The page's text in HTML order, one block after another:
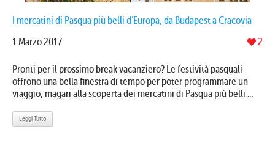
I mercatini di Pasqua più belli d’Europa, da Budapest a Cracovia
2
1 Marzo 2017
Pronti per il prossimo break vacanziero? Le festività pasquali
offrono una bella finestra di tempo per poter programmare un
viaggio, magari alla scoperta dei mercatini di Pasqua più belli ...
Leggi Tutto